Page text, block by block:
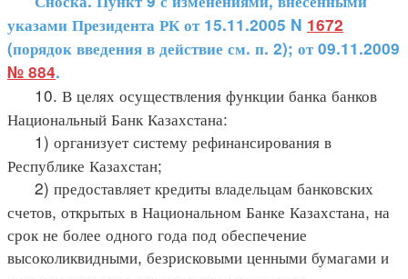
указами Президента РК от 15.11.2005 N 1672
(порядок введения в действие см. п. 2); от 09.11.2009
№ 884.
10. В целях осуществления функции банка банков
Национальный Банк Казахстана:
1) организует систему рефинансирования в
Республике Казахстан;
2) предоставляет кредиты владельцам банковских
счетов, открытых в Национальном Банке Казахстана, на
срок не более одного года под обеспечение
высоколиквидными, безрисковыми ценными бумагами и